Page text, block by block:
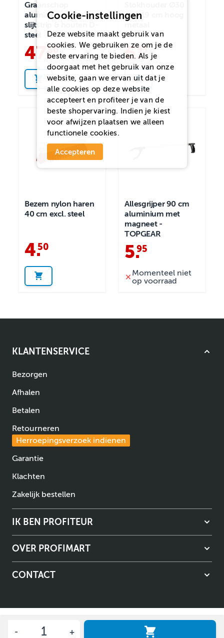
Graanschop
aluminium 134 cm
slijtstrip & houten D-
steel
47 .
50
mm 19 cm hoog
6.95
Bezem nylon haren
40 cm excl. steel
4.
50
Allesgrijper 90 cm
aluminium met
magneet -
TOPGEAR
5.
95
Momenteel niet
op voorraad
KLANTENSERVICE
Bezorgen
Afhalen
Betalen
Retourneren
Herroepingsverzoek indienen
Garantie
Klachten
Zakelijk bestellen
IK BEN PROFITEUR
OVER PROFIMART
CONTACT
Cookie-instellingen
Deze website maakt gebruik van
cookies. We gebruiken ze om je de
beste ervaring te bieden. Als je
doorgaat met het gebruik van onze
website, gaan we ervan uit dat je
alle cookies op deze website
accepteert en profiteer je van de
beste shopervaring. Indien je kiest
voor afwijzen plaatsen we alleen
functionele cookies.
Accepteren